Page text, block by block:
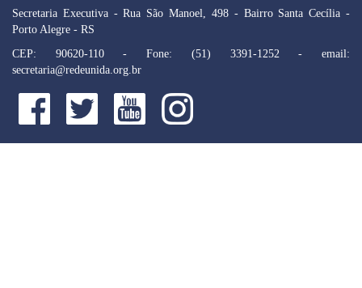
Secretaria Executiva - Rua São Manoel, 498 - Bairro Santa Cecília -
Porto Alegre - RS
CEP: 90620-110 - Fone: (51) 3391-1252 - email:
secretaria@redeunida.org.br